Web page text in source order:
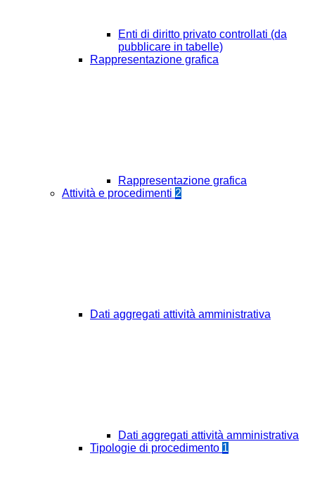
Enti di diritto privato controllati (da
pubblicare in tabelle)
Rappresentazione grafica
Rappresentazione grafica
Attività e procedimenti 2
Dati aggregati attività amministrativa
Dati aggregati attività amministrativa
Tipologie di procedimento 1